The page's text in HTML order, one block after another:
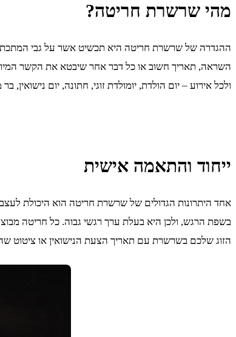
מהי שרשרת חריטה?
ההגדרה של שרשרת חריטה היא תכשיט אשר על גבי המתכת
השראה, תאריך חשוב או כל דבר אחר שיבטא את הקשר
ולכל אירוע – יום הולדת, יומולדת זוגי, חתונה, יום
ייחוד והתאמה אישית
אחד היתרונות הגדולים של שרשרת חריטה הוא היכולת
בשפת הרגש, ולכן היא בעלת ערך רגשי גבוה. כל חריטה
הזוג שלכם בשרשרת עם תאריך הצעת הנישואין או ציטוט